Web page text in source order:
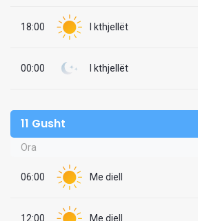
18:00 I kthjellët
00:00 I kthjellët
11 Gusht
Ora
06:00 Me diell
12:00 Me diell